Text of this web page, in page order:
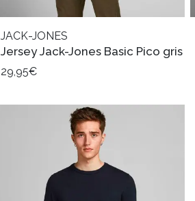
JACK-JONES
Jersey Jack-Jones Basic Pico gris
29,95€